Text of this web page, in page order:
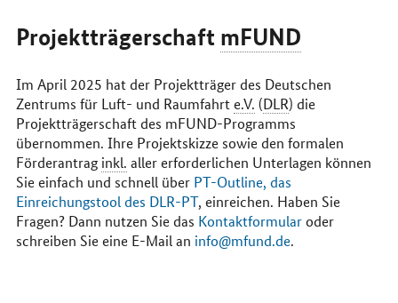
Projektträgerschaft mFUND
Im April 2025 hat der Projektträger des Deutschen
Zentrums für Luft- und Raumfahrte.V. (DLR) die
Projektträgerschaft des mFUND-Programms
übernommen. Ihre Projektskizze sowie den formalen
Förderantrag inkl. aller erforderlichen Unterlagen können
Sie einfach und schnell über PT-Outline, das
Einreichungstool des DLR-PT, einreichen. Haben Sie
Fragen? Dann nutzen Sie das Kontaktformularoder
schreiben Sie eine E-Mail an info@mfund.de.